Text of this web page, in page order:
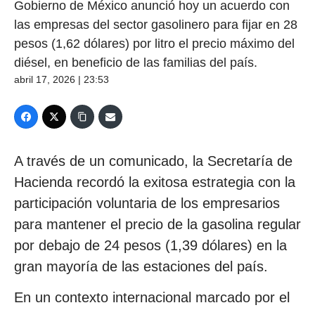
Gobierno de México anunció hoy un acuerdo con
las empresas del sector gasolinero para fijar en 28
pesos (1,62 dólares) por litro el precio máximo del
diésel, en beneficio de las familias del país.
abril 17, 2026 | 23:53
A través de un comunicado, la Secretaría de
Hacienda recordó la exitosa estrategia con la
participación voluntaria de los empresarios
para mantener el precio de la gasolina regular
por debajo de 24 pesos (1,39 dólares) en la
gran mayoría de las estaciones del país.
En un contexto internacional marcado por el